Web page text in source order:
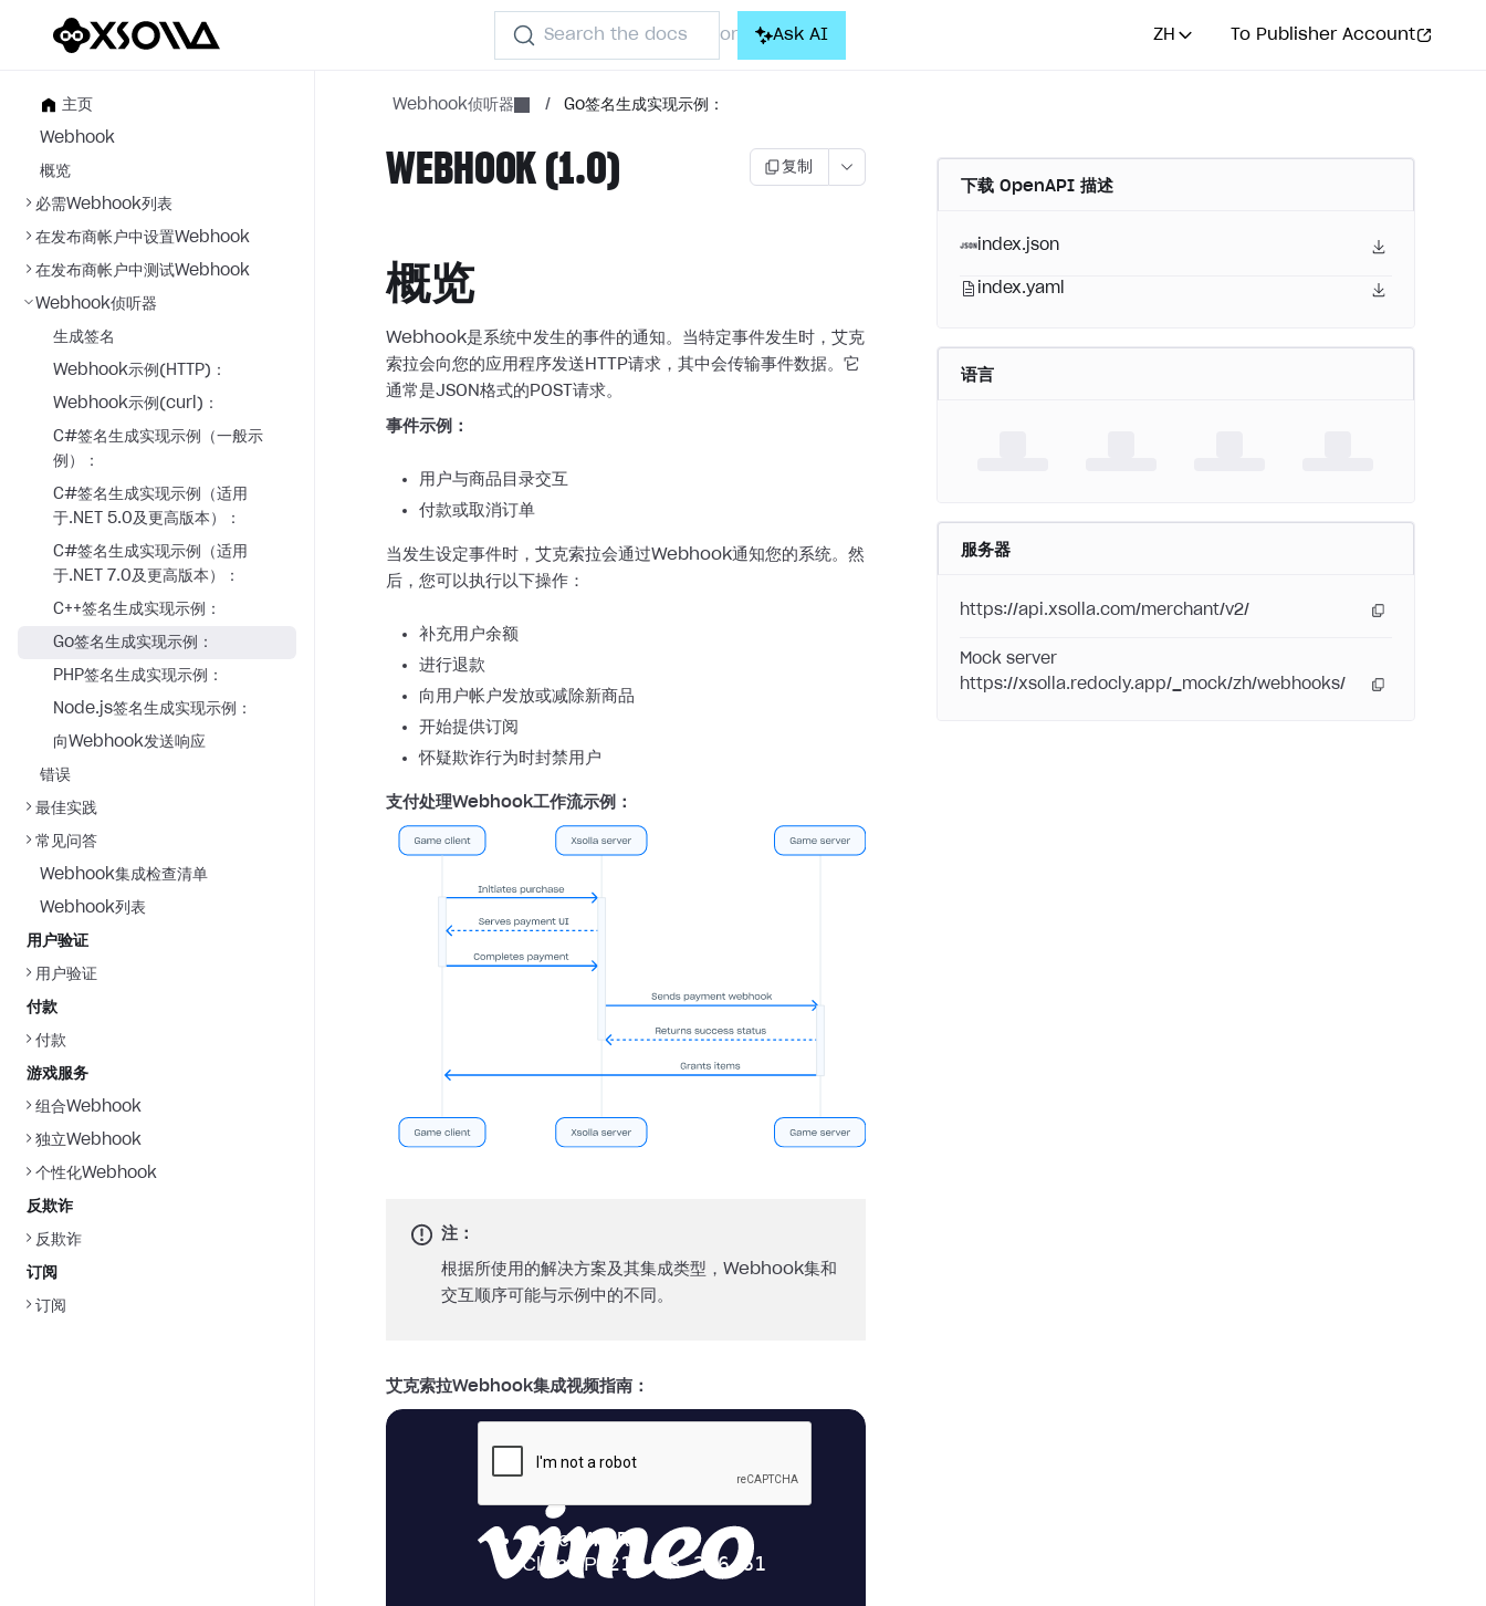
Search the docs or Ask AI ZH To Publisher Account
主页
Webhook
概览
必需Webhook列表
在发布商帐户中设置Webhook
在发布商帐户中测试Webhook
Webhook侦听器
生成签名
Webhook示例(HTTP)：
Webhook示例(curl)：
C#签名生成实现示例（一般示
例）：
C#签名生成实现示例（适用
于.NET 5.0及更高版本）：
C#签名生成实现示例（适用
于.NET 7.0及更高版本）：
C++签名生成实现示例：
Go签名生成实现示例：
PHP签名生成实现示例：
Node.js签名生成实现示例：
向Webhook发送响应
错误
最佳实践
常见问答
Webhook集成检查清单
Webhook列表
用户验证
用户验证
付款
付款
游戏服务
组合Webhook
独立Webhook
个性化Webhook
反欺诈
反欺诈
订阅
订阅
Webhook侦听器 / Go签名生成实现示例：
WEBHOOK (1.0) 复制
概览
Webhook是系统中发生的事件的通知。当特定事件发生时，艾克
索拉会向您的应用程序发送HTTP请求，其中会传输事件数据。它
通常是JSON格式的POST请求。
事件示例：
用户与商品目录交互
付款或取消订单
当发生设定事件时，艾克索拉会通过Webhook通知您的系统。然
后，您可以执行以下操作：
补充用户余额
进行退款
向用户帐户发放或减除新商品
开始提供订阅
怀疑欺诈行为时封禁用户
支付处理Webhook工作流示例：
注：
根据所使用的解决方案及其集成类型，Webhook集和
交互顺序可能与示例中的不同。
艾克索拉Webhook集成视频指南：
下载 OpenAPI 描述
index.json
index.yaml
语言
服务器
https://api.xsolla.com/merchant/v2/
Mock server
https://xsolla.redocly.app/_mock/zh/webhooks/